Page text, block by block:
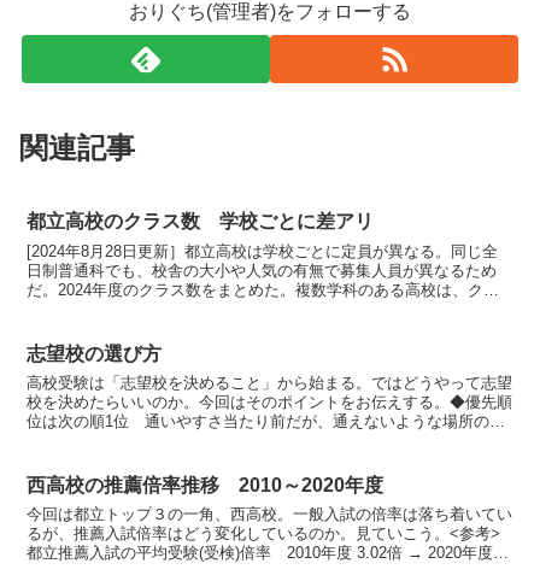
おりぐち(管理者)をフォローする
関連記事
都立高校のクラス数 学校ごとに差アリ
[2024年8月28日更新］都立高校は学校ごとに定員が異なる。同じ全
日制普通科でも、校舎の大小や人気の有無で募集人員が異なるため
だ。2024年度のクラス数をまとめた。複数学科のある高校は、クラ
志望校の選び方
高校受験は「志望校を決めること」から始まる。ではどうやって志望
校を決めたらいいのか。今回はそのポイントをお伝えする。◆優先順
位は次の順1位 通いやすさ当たり前だが、通えないような場所の高
西高校の推薦倍率推移 2010～2020年度
今回は都立トップ３の一角、西高校。一般入試の倍率は落ち着いてい
るが、推薦入試倍率はどう変化しているのか。見ていこう。<参考>
都立推薦入試の平均受験(受検)倍率 2010年度 3.02倍 → 2020年度